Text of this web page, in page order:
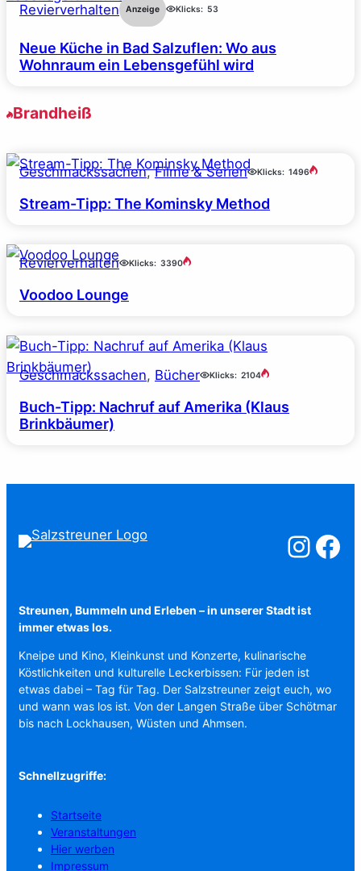
Revierverhalten Anzeige Klicks: 53
Neue Küche in Bad Salzuflen: Wo aus
Wohnraum ein Lebensgefühl wird
Brandheiß
Geschmackssachen, Filme & Serien Klicks: 1496
Stream-Tipp: The Kominsky Method
Revierverhalten Klicks: 3390
Voodoo Lounge
Geschmackssachen, Bücher Klicks: 2104
Buch-Tipp: Nachruf auf Amerika (Klaus
Brinkbäumer)
Salzstreuner
Streunen, Bummeln und Erleben – in unserer Stadt ist
immer etwas los.
Kneipe und Kino, Kleinkunst und Konzerte, kulinarische
Köstlichkeiten und kulturelle Leckerbissen: Für jeden ist
etwas dabei – Tag für Tag. Der Salzstreuner zeigt euch, wo
und wann was los ist. Von der Langen Straße über Schötmar
bis nach Lockhausen, Wüsten und Ahmsen.
Schnellzugriffe:
Startseite
Veranstaltungen
Hier werben
Impressum